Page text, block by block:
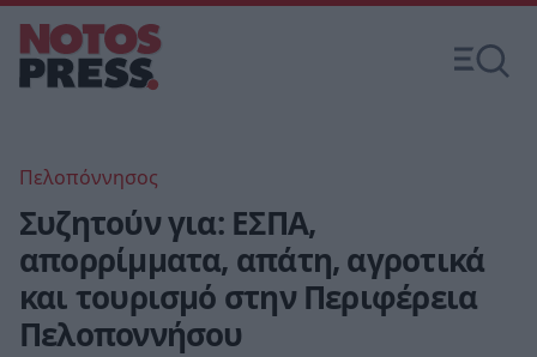
Πελοπόννησος
Συζητούν για: ΕΣΠΑ,
απορρίμματα, απάτη, αγροτικά
και τουρισμό στην Περιφέρεια
Πελοποννήσου